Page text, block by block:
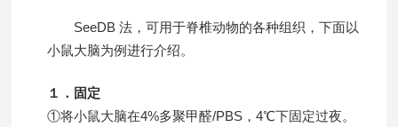
SeeDB 法，可用于脊椎动物的各种组织，下面以
小鼠大脑为例进行介绍。
１．固定
①将小鼠大脑在4%多聚甲醛/PBS，4℃下固定过夜。